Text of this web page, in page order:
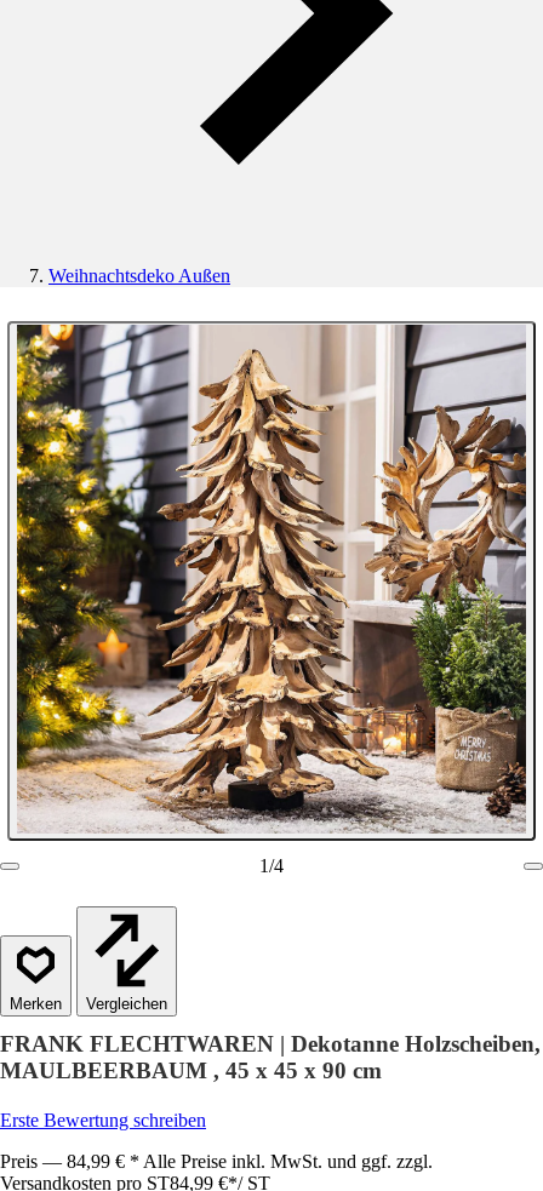
Weihnachtsdeko Außen
1/4
Vergleichen
FRANK FLECHTWAREN | Dekotanne Holzscheiben,
MAULBEERBAUM , 45 x 45 x 90 cm
Erste Bewertung schreiben
Preis — 84,99 € * Alle Preise inkl. MwSt. und ggf. zzgl.
Versandkosten pro ST84,99 €*/ ST